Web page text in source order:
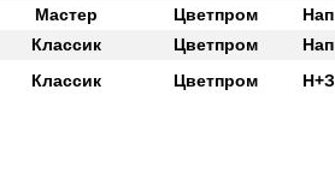
Мастер Цветпром Нап
Классик Цветпром Нап
Классик Цветпром Н+З